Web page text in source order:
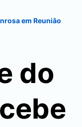
em Reunião
do